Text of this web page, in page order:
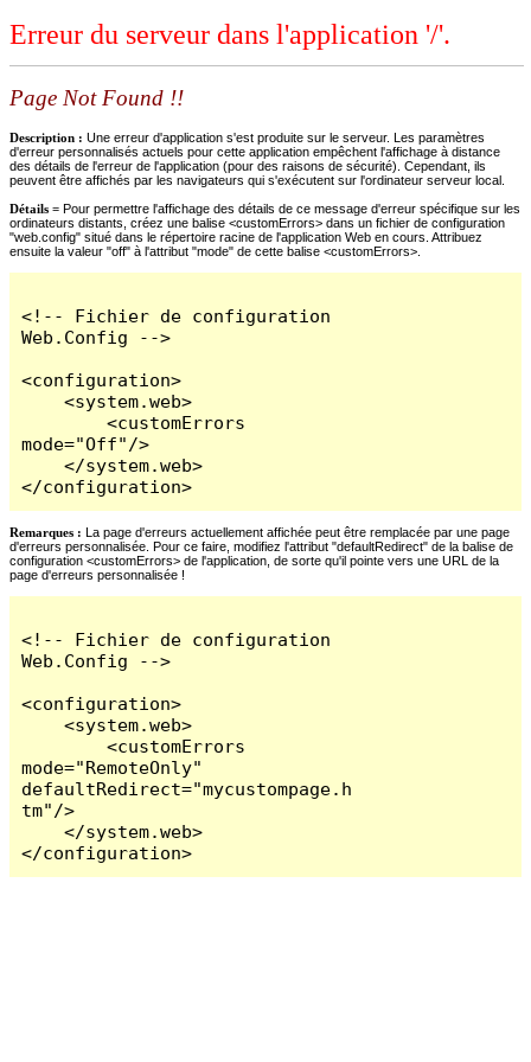
Erreur du serveur dans l'application '/'.
Page Not Found !!
Description : Une erreur d'application s'est produite sur le serveur. Les paramètres
d'erreur personnalisés actuels pour cette application empêchent l'affichage à distance
des détails de l'erreur de l'application (pour des raisons de sécurité). Cependant, ils
peuvent être affichés par les navigateurs qui s'exécutent sur l'ordinateur serveur local.
Détails = Pour permettre l'affichage des détails de ce message d'erreur spécifique sur les
ordinateurs distants, créez une balise <customErrors> dans un fichier de configuration
"web.config" situé dans le répertoire racine de l'application Web en cours. Attribuez
ensuite la valeur "off" à l'attribut "mode" de cette balise <customErrors>.
<!-- Fichier de configuration
Web.Config -->
<configuration>
    <system.web>
        <customErrors
mode="Off"/>
    </system.web>
</configuration>
Remarques : La page d'erreurs actuellement affichée peut être remplacée par une page
d'erreurs personnalisée. Pour ce faire, modifiez l'attribut "defaultRedirect" de la balise de
configuration <customErrors> de l'application, de sorte qu'il pointe vers une URL de la
page d'erreurs personnalisée !
<!-- Fichier de configuration
Web.Config -->
<configuration>
    <system.web>
        <customErrors
mode="RemoteOnly"
defaultRedirect="mycustompage.h
tm"/>
    </system.web>
</configuration>